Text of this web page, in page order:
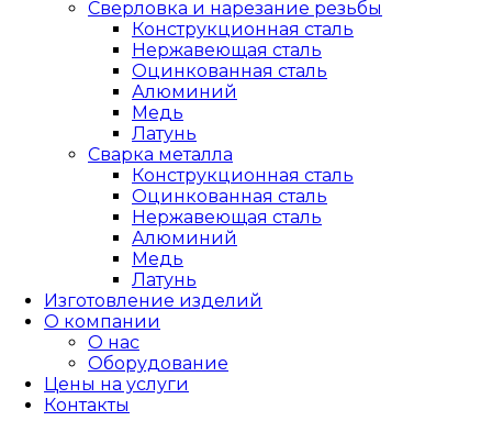
Сверловка и нарезание резьбы
Конструкционная сталь
Нержавеющая сталь
Оцинкованная сталь
Алюминий
Медь
Латунь
Сварка металла
Конструкционная сталь
Оцинкованная сталь
Нержавеющая сталь
Алюминий
Медь
Латунь
Изготовление изделий
О компании
О нас
Оборудование
Цены на услуги
Контакты